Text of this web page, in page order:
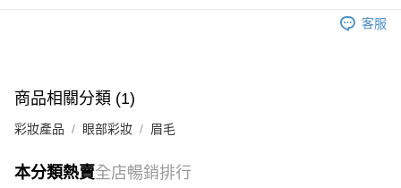
付款後門市自取，訂單確認後2-4個工作天到店，7天內取。逾期後
客服
商品相關分類 (1)
彩妝產品 眼部彩妝 眉毛
本分類熱賣全店暢銷排行